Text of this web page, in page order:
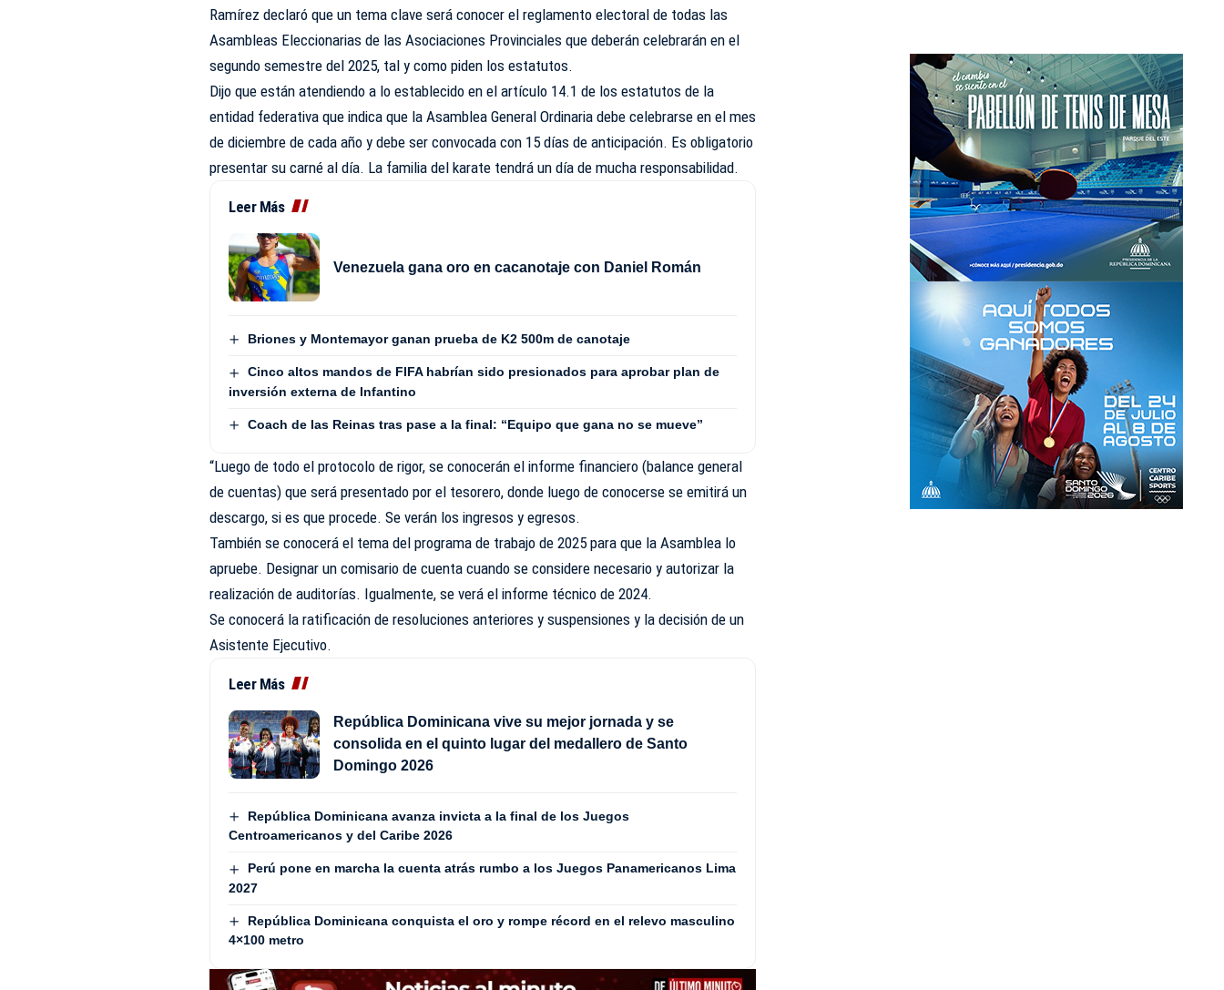
Ramírez declaró que un tema clave será conocer el reglamento electoral de todas las
Asambleas Eleccionarias de las Asociaciones Provinciales que deberán celebrarán en el
segundo semestre del 2025, tal y como piden los estatutos.
Dijo que están atendiendo a lo establecido en el artículo 14.1 de los estatutos de la
entidad federativa que indica que la Asamblea General Ordinaria debe celebrarse en el mes
de diciembre de cada año y debe ser convocada con 15 días de anticipación. Es obligatorio
presentar su carné al día. La familia del karate tendrá un día de mucha responsabilidad.
Leer Más
Venezuela gana oro en cacanotaje con Daniel Román
Briones y Montemayor ganan prueba de K2 500m de canotaje
Cinco altos mandos de FIFA habrían sido presionados para aprobar plan de
inversión externa de Infantino
Coach de las Reinas tras pase a la final: “Equipo que gana no se mueve”
“Luego de todo el protocolo de rigor, se conocerán el informe financiero (balance general
de cuentas) que será presentado por el tesorero, donde luego de conocerse se emitirá un
descargo, si es que procede. Se verán los ingresos y egresos.
También se conocerá el tema del programa de trabajo de 2025 para que la Asamblea lo
apruebe. Designar un comisario de cuenta cuando se considere necesario y autorizar la
realización de auditorías. Igualmente, se verá el informe técnico de 2024.
Se conocerá la ratificación de resoluciones anteriores y suspensiones y la decisión de un
Asistente Ejecutivo.
Leer Más
República Dominicana vive su mejor jornada y se
consolida en el quinto lugar del medallero de Santo
Domingo 2026
República Dominicana avanza invicta a la final de los Juegos
Centroamericanos y del Caribe 2026
Perú pone en marcha la cuenta atrás rumbo a los Juegos Panamericanos Lima
2027
República Dominicana conquista el oro y rompe récord en el relevo masculino
4×100 metro